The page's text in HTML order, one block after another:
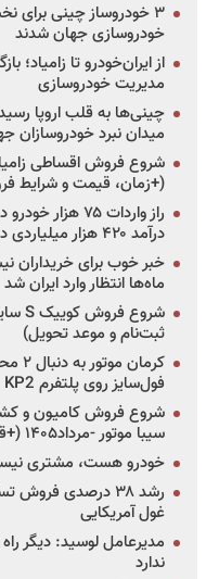
خودروسازی جهان شدند
از ایران‌خودرو تا
مدیریت خودروسازی
میدان نبرد خودروسازان
(+زمان، قیمت و شرایط
درآمد ۴۲۰ هزار میلیاردی دولت؟
خبر خوب برای خریداران
ماه‌ها انتظار وارد ایران شد
ثبت‌نام و موعد تحویل)
فول‌سایز روی پلتفرم KP2
شروع فروش کامیون و
سیبا موتور -مرداد۱۴۰۵ (+قیمت و شرایط)
خودرو هست، مشتری
رشد ۳۸ درصدی
غول آمریکایی
مدیرعامل لوسید: دیگر
ندارد